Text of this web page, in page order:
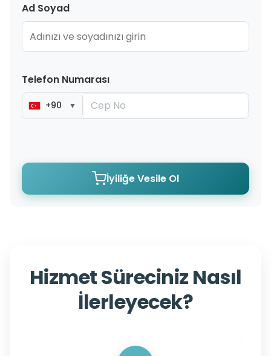
Ad Soyad
Telefon Numarası
+90 ▼
İyiliğe Vesile Ol
Hizmet Süreciniz Nasıl
İlerleyecek?